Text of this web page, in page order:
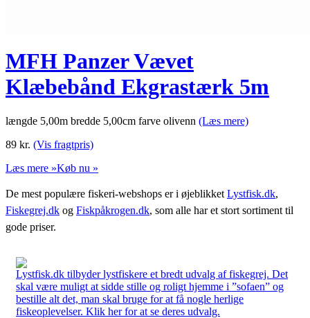
MFH Panzer Vævet
Klæbebånd Ekgrastærk 5m
længde 5,00m bredde 5,00cm farve olivenn (Læs mere)
89 kr. (Vis fragtpris)
Læs mere »Køb nu »
De mest populære fiskeri-webshops er i øjeblikket Lystfisk.dk,
Fiskegrej.dk og Fiskpåkrogen.dk, som alle har et stort sortiment til
gode priser.
Lystfisk.dk tilbyder lystfiskere et bredt udvalg af fiskegrej. Det
skal være muligt at sidde stille og roligt hjemme i ”sofaen” og
bestille alt det, man skal bruge for at få nogle herlige
fiskeoplevelser. Klik her for at se deres udvalg.